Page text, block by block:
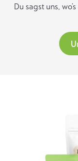
Du sagst uns,